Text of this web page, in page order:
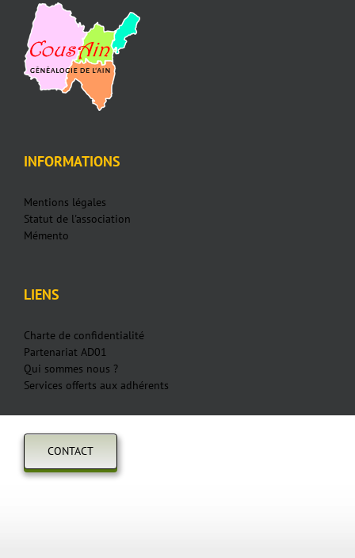
INFORMATIONS
Mentions légales
Statut de l'association
Mémento
LIENS
Charte de confidentialité
Partenariat AD01
Qui sommes nous ?
Services offerts aux adhérents
CONTACT